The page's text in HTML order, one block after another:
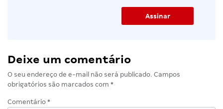
Deixe um comentário
O seu endereço de e-mail não será publicado. Campos
obrigatórios são marcados com *
Comentário *